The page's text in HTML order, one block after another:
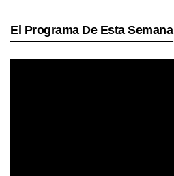
El Programa De Esta Semana